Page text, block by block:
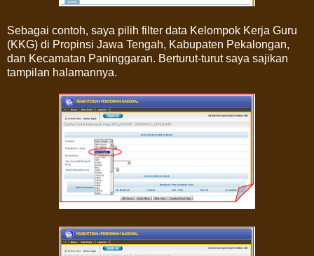
Sebagai contoh, saya pilih filter data Kelompok Kerja Guru
(KKG) di Propinsi Jawa Tengah, Kabupaten Pekalongan,
dan Kecamatan Paninggaran. Berturut-turut saya sajikan
tampilan halamannya.